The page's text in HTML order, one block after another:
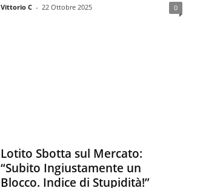
Vittorio C - 22 Ottobre 2025 0
Lotito Sbotta sul Mercato:
“Subito Ingiustamente un
Blocco. Indice di Stupidità!”